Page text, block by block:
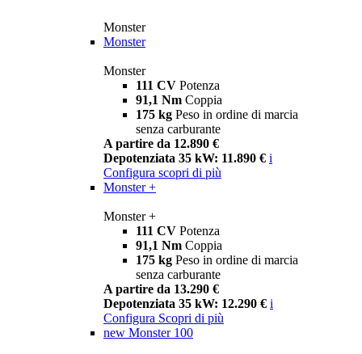
Monster
Monster
Monster
111 CV Potenza
91,1 Nm Coppia
175 kg Peso in ordine di marcia
senza carburante
A partire da 12.890 €
Depotenziata 35 kW: 11.890 € i
Configura scopri di più
Monster +
Monster +
111 CV Potenza
91,1 Nm Coppia
175 kg Peso in ordine di marcia
senza carburante
A partire da 13.290 €
Depotenziata 35 kW: 12.290 € i
Configura Scopri di più
new Monster 100